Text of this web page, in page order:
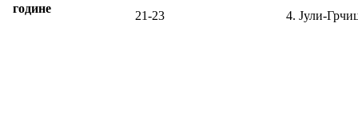
године
21-23 4. Јули-